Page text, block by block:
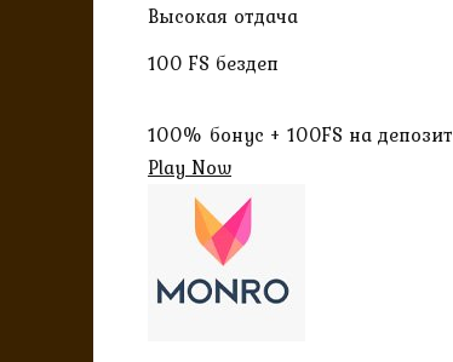
Высокая отдача
100 FS бездеп
100% бонус + 100FS на депозит
Play Now